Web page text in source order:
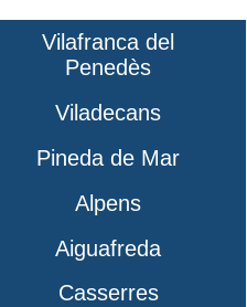
Vilafranca del
Penedès
Viladecans
Pineda de Mar
Alpens
Aiguafreda
Casserres